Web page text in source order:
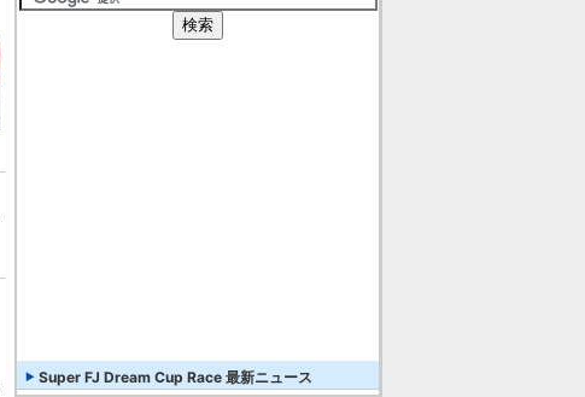
Super FJ Dream Cup Race 最新ニュース